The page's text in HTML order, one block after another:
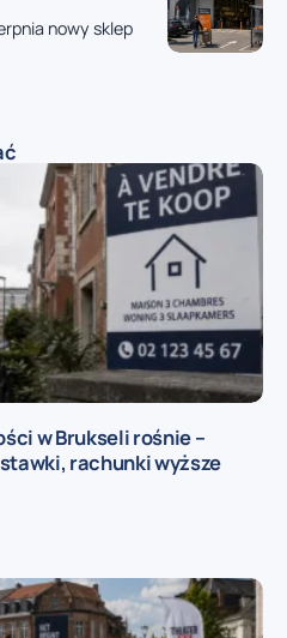
nowy sklep
w Brukseli rośnie –
rachunki wyższe